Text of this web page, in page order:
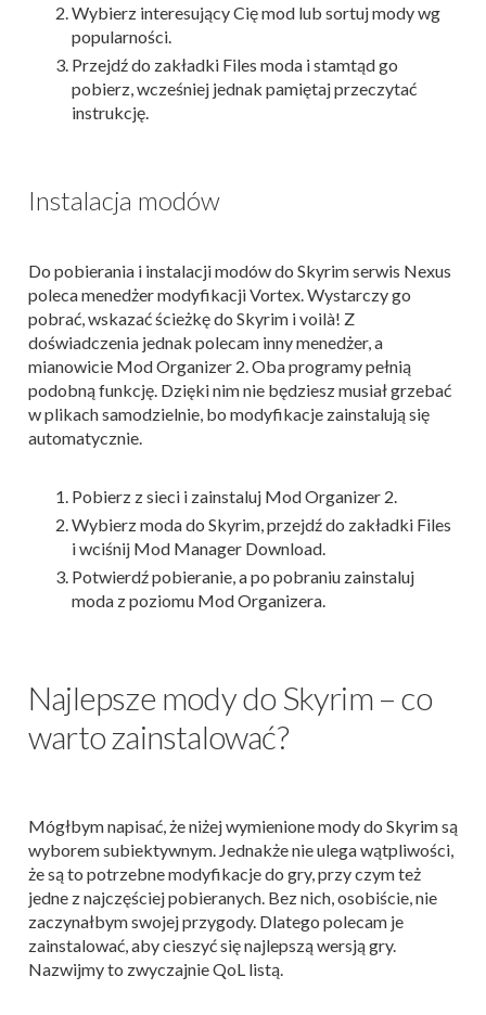
Wybierz interesujący Cię mod lub sortuj mody wg
popularności.
Przejdź do zakładki Files moda i stamtąd go
pobierz, wcześniej jednak pamiętaj przeczytać
instrukcję.
Instalacja modów
Do pobierania i instalacji modów do Skyrim serwis Nexus
poleca menedżer modyfikacji Vortex. Wystarczy go
pobrać, wskazać ścieżkę do Skyrim i voilà! Z
doświadczenia jednak polecam inny menedżer, a
mianowicie Mod Organizer 2. Oba programy pełnią
podobną funkcję. Dzięki nim nie będziesz musiał grzebać
w plikach samodzielnie, bo modyfikacje zainstalują się
automatycznie.
Pobierz z sieci i zainstaluj Mod Organizer 2.
Wybierz moda do Skyrim, przejdź do zakładki Files
i wciśnij Mod Manager Download.
Potwierdź pobieranie, a po pobraniu zainstaluj
moda z poziomu Mod Organizera.
Najlepsze mody do Skyrim – co
warto zainstalować?
Mógłbym napisać, że niżej wymienione mody do Skyrim są
wyborem subiektywnym. Jednakże nie ulega wątpliwości,
że są to potrzebne modyfikacje do gry, przy czym też
jedne z najczęściej pobieranych. Bez nich, osobiście, nie
zaczynałbym swojej przygody. Dlatego polecam je
zainstalować, aby cieszyć się najlepszą wersją gry.
Nazwijmy to zwyczajnie QoL listą.